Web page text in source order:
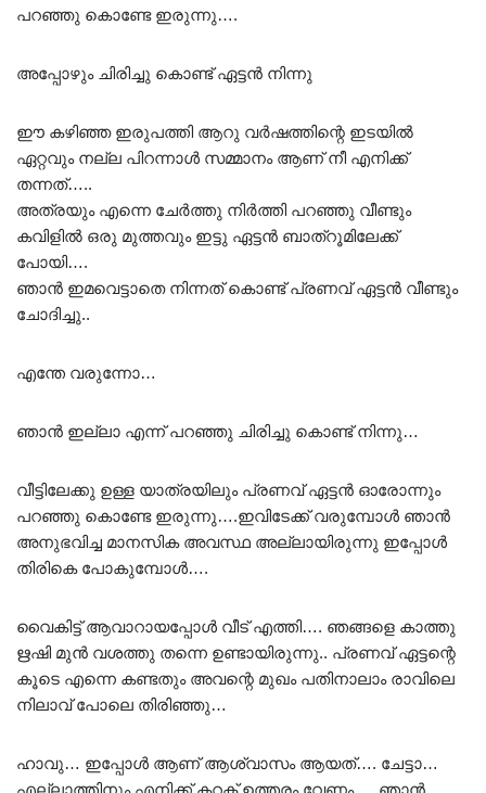
പറഞ്ഞു കൊണ്ടേ ഇരുന്നു….
അപ്പോഴും ചിരിച്ചു കൊണ്ട് ഏട്ടൻ നിന്നു
ഈ കഴിഞ്ഞ ഇരുപത്തി ആറു വർഷത്തിന്റെ ഇടയിൽ
ഏറ്റവും നല്ല പിറന്നാൾ സമ്മാനം ആണ് നീ എനിക്ക്
തന്നത്…..
അത്രയും എന്നെ ചേർത്തു നിർത്തി പറഞ്ഞു വീണ്ടും
കവിളിൽ ഒരു മുത്തവും ഇട്ടു ഏട്ടൻ ബാത്‌റൂമിലേക്ക്
പോയി….
ഞാൻ ഇമവെട്ടാതെ നിന്നത് കൊണ്ട് പ്രണവ് ഏട്ടൻ വീണ്ടും
ചോദിച്ചു..
എന്തേ വരുന്നോ…
ഞാൻ ഇല്ലാ എന്ന് പറഞ്ഞു ചിരിച്ചു കൊണ്ട് നിന്നു…
വീട്ടിലേക്കു ഉള്ള യാത്രയിലും പ്രണവ് ഏട്ടൻ ഓരോന്നും
പറഞ്ഞു കൊണ്ടേ ഇരുന്നു….ഇവിടേക്ക് വരുമ്പോൾ ഞാൻ
അനുഭവിച്ച മാനസിക അവസ്ഥ അല്ലായിരുന്നു ഇപ്പോൾ
തിരികെ പോകുമ്പോൾ….
വൈകിട്ട് ആവാറായപ്പോൾ വീട് എത്തി…. ഞങ്ങളെ കാത്തു
ഋഷി മുൻ വശത്തു തന്നെ ഉണ്ടായിരുന്നു.. പ്രണവ് ഏട്ടന്റെ
കൂടെ എന്നെ കണ്ടതും അവന്റെ മുഖം പതിനാലാം രാവിലെ
നിലാവ് പോലെ തിരിഞ്ഞു…
ഹാവു… ഇപ്പോൾ ആണ് ആശ്വാസം ആയത്…. ചേട്ടാ…